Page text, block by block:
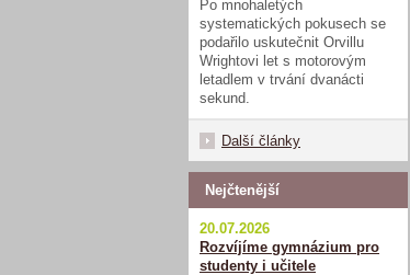
Po mnohaletých
systematických pokusech se
podařilo uskutečnit Orvillu
Wrightovi let s motorovým
letadlem v trvání dvanácti
sekund.
Další články
Nejčtenější
20.07.2026
Rozvíjíme gymnázium pro
studenty i učitele